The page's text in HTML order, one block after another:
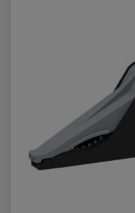
IEC
Kat IV 600V